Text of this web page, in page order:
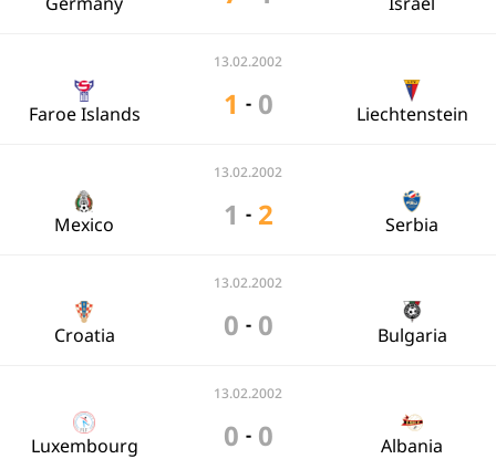
13.02.2002
Faroe Islands 1 - 0 Liechtenstein
13.02.2002
Mexico 1 - 2 Serbia
13.02.2002
Croatia 0 - 0 Bulgaria
13.02.2002
Luxembourg 0 - 0 Albania